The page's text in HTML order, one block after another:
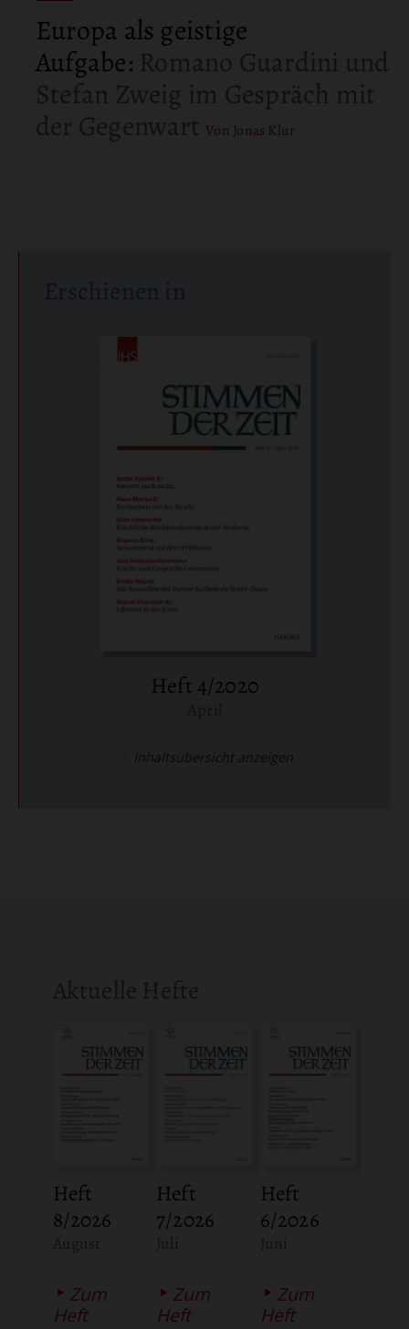
Europa als geistige
Aufgabe:
Von Jonas Klur
Heft 4/2020
Inhaltsübersicht anzeigen
Aktuelle Hefte
Heft
8/2026
Zum
Heft
Heft
7/2026
Zum
Heft
Heft
6/2026
Zum
Heft